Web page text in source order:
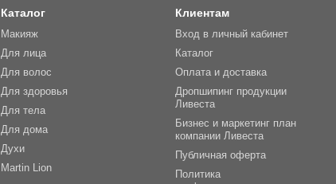
Каталог
Макияж
Для лица
Для волос
Для здоровья
Для тела
Для дома
Духи
Martin Lion
Клиентам
Вход в личный кабинет
Каталог
Оплата и доставка
Дропшипинг продукции
Ливеста
Бизнес и маркетинг план
компании Ливеста
Публичная оферта
Политика